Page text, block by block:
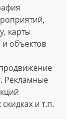
карты
объектов
Рекламные
и т.п.